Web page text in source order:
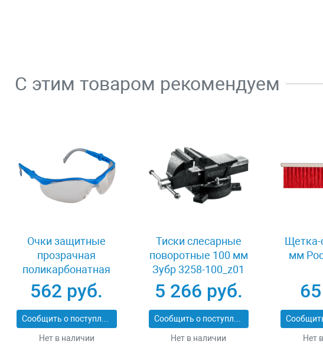
С этим товаром рекомендуем
Очки защитные
прозрачная
поликарбонатная
монолинза ЗУБР
ЭКСПЕРТ 110310
562 руб.
Сообщить о поступлении
Нет в наличии
Тиски слесарные
поворотные 100 мм
Зубр 3258-100_z01
5 266 руб.
Сообщить о поступлении
Нет в наличии
Щетка-
мм
Нет